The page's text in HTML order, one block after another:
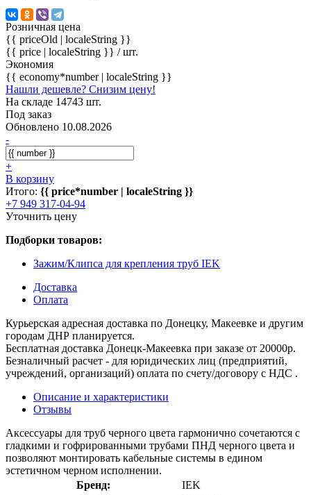
Розничная цена
{{ priceOld | localeString }}
{{ price | localeString }} / шт.
Экономия
{{ economy*number | localeString }}
Нашли дешевле? Снизим цену!
На складе 14743 шт.
Под заказ
Обновлено 10.08.2026
-
+
В корзину
Итого: {{ price*number | localeString }}
+7 949 317-04-94
Уточнить цену
Подборки товаров:
Зажим/Клипса для крепления труб IEK
Доставка
Оплата
Курьерская адресная доставка по Донецку, Макеевке и другим
городам ДНР планируется.
Бесплатная доставка Донецк-Макеевка при заказе от 20000р.
Безналичный расчет - для юридических лиц (предприятий,
учреждений, организаций) оплата по счету/договору с НДС .
Описание и характеристики
Отзывы
Аксессуары для труб черного цвета гармонично сочетаются с
гладкими и гофрированными трубами ПНД черного цвета и
позволяют монтировать кабельные системы в едином
эстетичном черном исполнении.
Бренд:
IEK